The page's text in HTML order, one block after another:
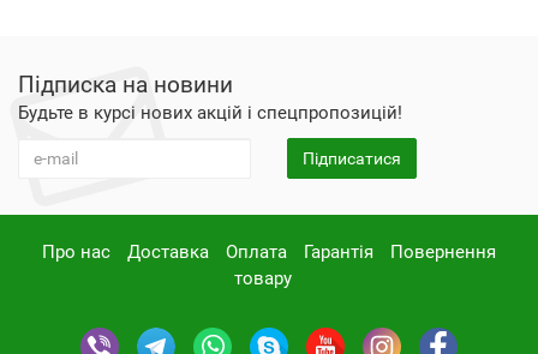
Підписка на новини
Будьте в курсі нових акцій і спецпропозицій!
Підписатися
Про нас Доставка Оплата Гарантія
Повернення
товару